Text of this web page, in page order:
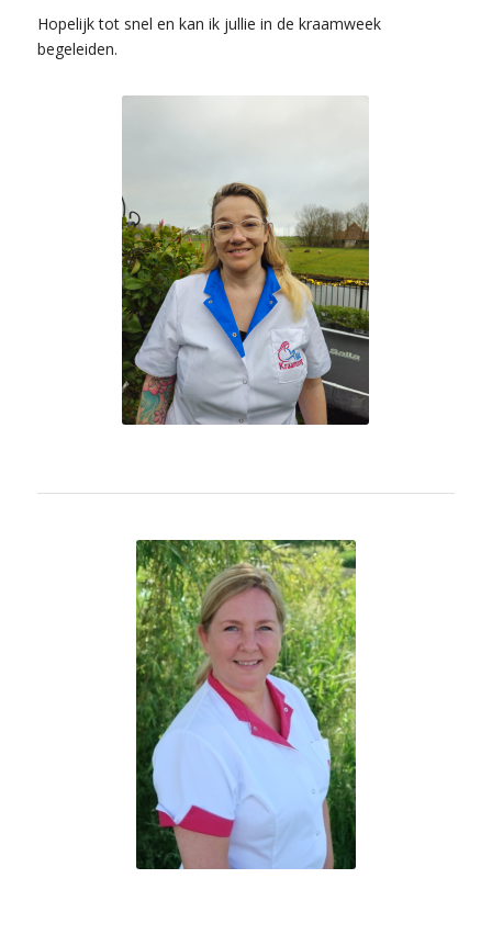
Hopelijk tot snel en kan ik jullie in de kraamweek
begeleiden.